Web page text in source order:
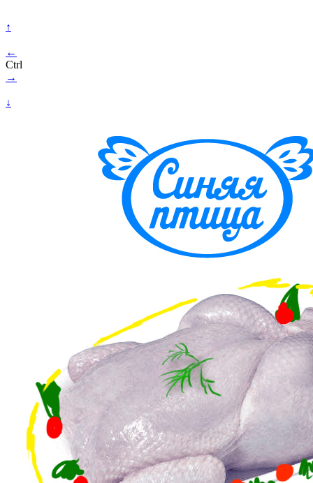
↑
←
Ctrl
→
↓